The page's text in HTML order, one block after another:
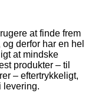
at finde frem
derfor har en hel
at mindske
produkter – til
– eftertrykkeligt,
levering.